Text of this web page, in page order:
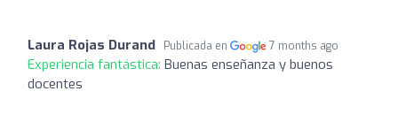
Laura Rojas Durand Publicada en 7 months ago
Experiencia fantástica: Buenas enseñanza y buenos
docentes